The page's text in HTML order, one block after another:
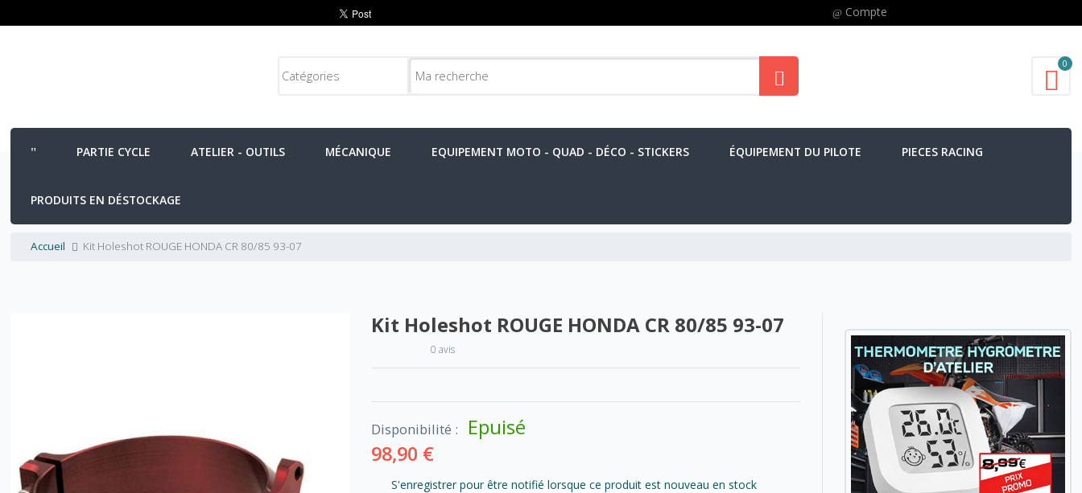
Compte
0
PARTIE CYCLE ATELIER - OUTILS MÉCANIQUE EQUIPEMENT MOTO - QUAD - DÉCO - STICKERS ÉQUIPEMENT DU PILOTE PIECES RACING
PRODUITS EN DÉSTOCKAGE
Accueil Kit Holeshot ROUGE HONDA CR 80/85 93-07
Kit Holeshot ROUGE HONDA CR 80/85 93-07
0 avis
Disponibilité : Epuisé
98,90 €
S'enregistrer pour être notifié lorsque ce produit est nouveau en stock